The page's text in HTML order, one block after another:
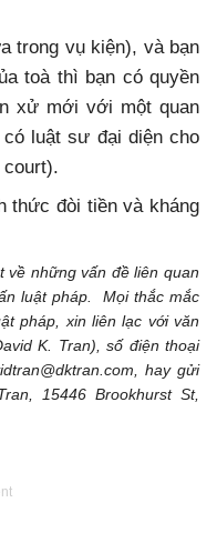
trong vụ kiện), và bạn
toà thì bạn có quyền
xử mới với một quan
luật sư đại diện cho
court).
thức đòi tiền và kháng
về những vấn đề liên quan
luật pháp. Mọi thắc mắc
pháp, xin liên lạc với văn
K. Tran), số điện thoại
, hay gửi
15446 Brookhurst St,